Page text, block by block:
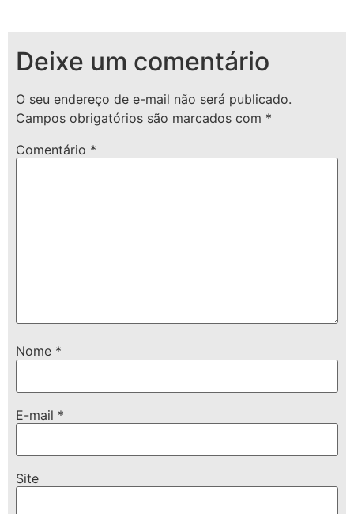
Deixe um comentário
O seu endereço de e-mail não será publicado.
Campos obrigatórios são marcados com *
Comentário *
Nome *
E-mail *
Site